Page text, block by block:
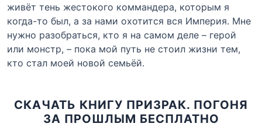
живёт тень жестокого коммандера, которым я
когда-то был, а за нами охотится вся Империя. Мне
нужно разобраться, кто я на самом деле – герой
или монстр, – пока мой путь не стоил жизни тем,
кто стал моей новой семьёй.
СКАЧАТЬ КНИГУ ПРИЗРАК. ПОГОНЯ
ЗА ПРОШЛЫМ БЕСПЛАТНО